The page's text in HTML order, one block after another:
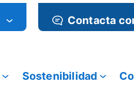
Contacta
Sostenibilidad